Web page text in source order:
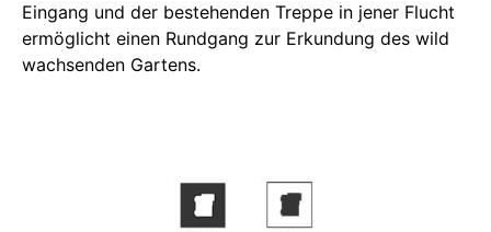
Eingang und der bestehenden Treppe in jener Flucht
ermöglicht einen Rundgang zur Erkundung des wild
wachsenden Gartens.